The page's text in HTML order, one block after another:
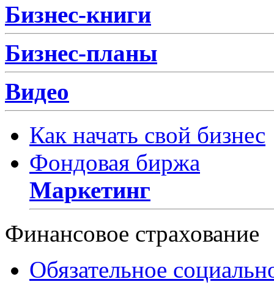
Бизнес-книги
Бизнес-планы
Видео
Как начать свой бизнес
Фондовая биржа
Маркетинг
Финансовое страхование
Обязательное